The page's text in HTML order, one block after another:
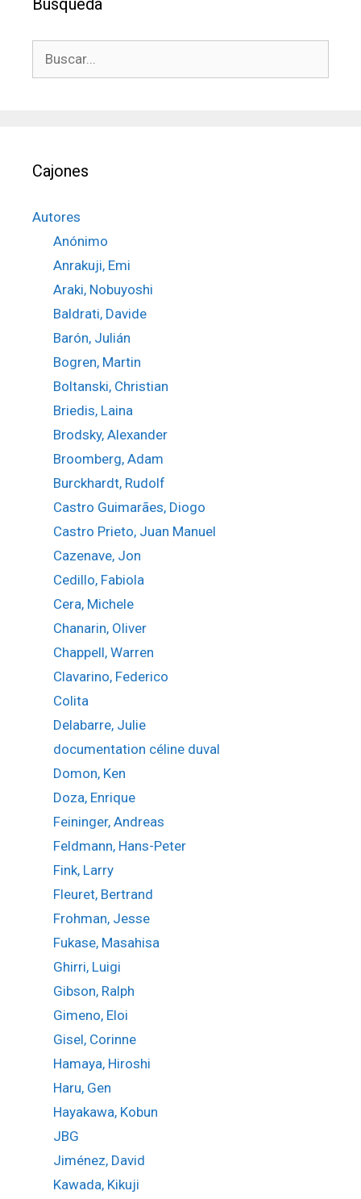
Búsqueda
Cajones
Autores
Anónimo
Anrakuji, Emi
Araki, Nobuyoshi
Baldrati, Davide
Barón, Julián
Bogren, Martin
Boltanski, Christian
Briedis, Laina
Brodsky, Alexander
Broomberg, Adam
Burckhardt, Rudolf
Castro Guimarães, Diogo
Castro Prieto, Juan Manuel
Cazenave, Jon
Cedillo, Fabiola
Cera, Michele
Chanarin, Oliver
Chappell, Warren
Clavarino, Federico
Colita
Delabarre, Julie
documentation céline duval
Domon, Ken
Doza, Enrique
Feininger, Andreas
Feldmann, Hans-Peter
Fink, Larry
Fleuret, Bertrand
Frohman, Jesse
Fukase, Masahisa
Ghirri, Luigi
Gibson, Ralph
Gimeno, Eloi
Gisel, Corinne
Hamaya, Hiroshi
Haru, Gen
Hayakawa, Kobun
JBG
Jiménez, David
Kawada, Kikuji